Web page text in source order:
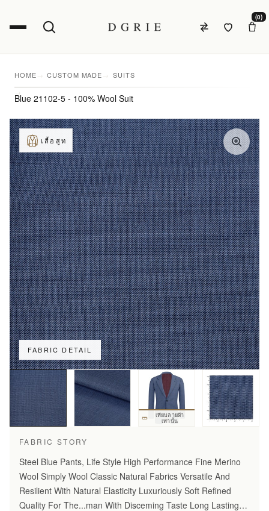
(0)
HOME CUSTOM MADE SUITS
Blue 21102-5 - 100% Wool Suit
FABRIC DETAIL
เสื้อสูท
เทียบลายผ้า
เท่านั้น
FABRIC STORY
Steel Blue Pants, Life Style High Performance Fine Merino
Wool Simply Wool Classic Natural Fabrics Versatile And
Resilient With Natural Elasticity Luxuriously Soft Refined
Quality For The...man With Disceming Taste Long Lasting